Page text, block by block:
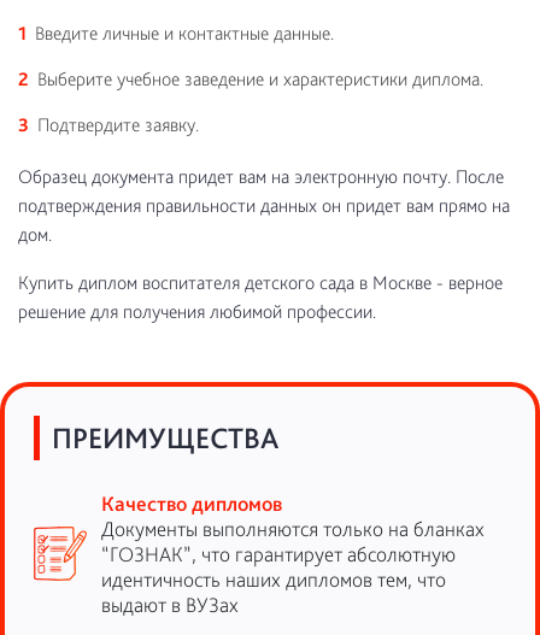
Введите личные и контактные данные.
Выберите учебное заведение и характеристики диплома.
Подтвердите заявку.
Образец документа придет вам на электронную почту. После
подтверждения правильности данных он придет вам прямо на
дом.
Купить диплом воспитателя детского сада в Москве - верное
решение для получения любимой профессии.
ПРЕИМУЩЕСТВА
Качество дипломов
Документы выполняются только на бланках
“ГОЗНАК”, что гарантирует абсолютную
идентичность наших дипломов тем, что
выдают в ВУЗах